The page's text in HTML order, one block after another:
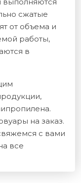
сжатые
от объема и
работы,
в
на заказ.
с вами
все